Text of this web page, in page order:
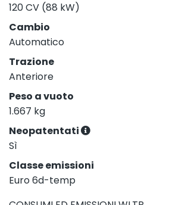
120 CV (88 kW)
Cambio
Automatico
Trazione
Anteriore
Peso a vuoto
1.667 kg
Neopatentati
Sì
Classe emissioni
Euro 6d-temp